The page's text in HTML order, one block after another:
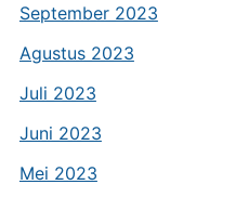
September 2023
Agustus 2023
Juli 2023
Juni 2023
Mei 2023